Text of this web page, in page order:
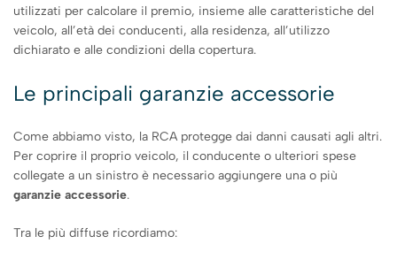
utilizzati per calcolare il premio, insieme alle caratteristiche del
veicolo, all’età dei conducenti, alla residenza, all’utilizzo
dichiarato e alle condizioni della copertura.
Le principali garanzie accessorie
Come abbiamo visto, la RCA protegge dai danni causati agli altri.
Per coprire il proprio veicolo, il conducente o ulteriori spese
collegate a un sinistro è necessario aggiungere una o più
garanzie accessorie.
Tra le più diffuse ricordiamo: